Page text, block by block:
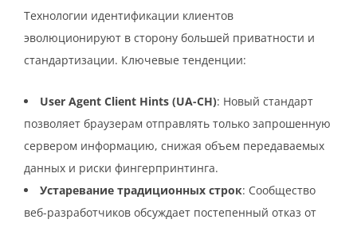
Технологии идентификации клиентов
эволюционируют в сторону большей приватности и
стандартизации. Ключевые тенденции:
User Agent Client Hints (UA-CH): Новый стандарт
позволяет браузерам отправлять только запрошенную
сервером информацию, снижая объем передаваемых
данных и риски фингерпринтинга.
Устаревание традиционных строк: Сообщество
веб-разработчиков обсуждает постепенный отказ от